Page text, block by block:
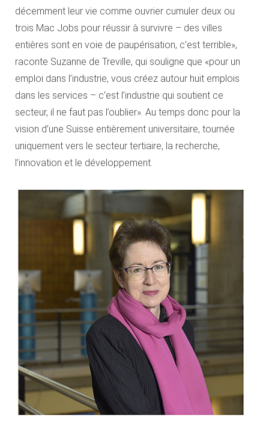
décemment leur vie comme ouvrier cumuler deux ou
trois Mac Jobs pour réussir à survivre – des villes
entières sont en voie de paupérisation, c’est terrible»,
raconte Suzanne de Treville, qui souligne que «pour un
emploi dans l’industrie, vous créez autour huit emplois
dans les services – c’est l’industrie qui soutient ce
secteur, il ne faut pas l’oublier». Au temps donc pour la
vision d’une Suisse entièrement universitaire, tournée
uniquement vers le secteur tertiaire, la recherche,
l’innovation et le développement.